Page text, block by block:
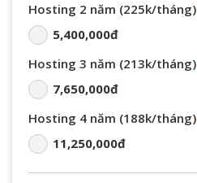
Hosting 2 năm (225k/tháng)
5,400,000đ
Hosting 3 năm (213k/tháng)
7,650,000đ
Hosting 4 năm (188k/tháng)
11,250,000đ